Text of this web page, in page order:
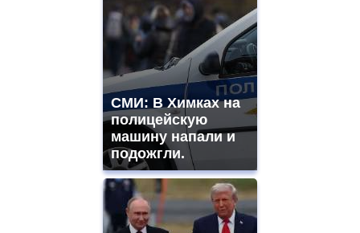
СМИ: В Химках на
полицейскую
машину напали и
подожгли.